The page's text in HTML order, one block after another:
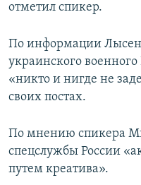
отметил спикер.
По информации
украинского
«никто и нигде не
своих постах.
По мнению спикера
спецслужбы России
путем креатива».